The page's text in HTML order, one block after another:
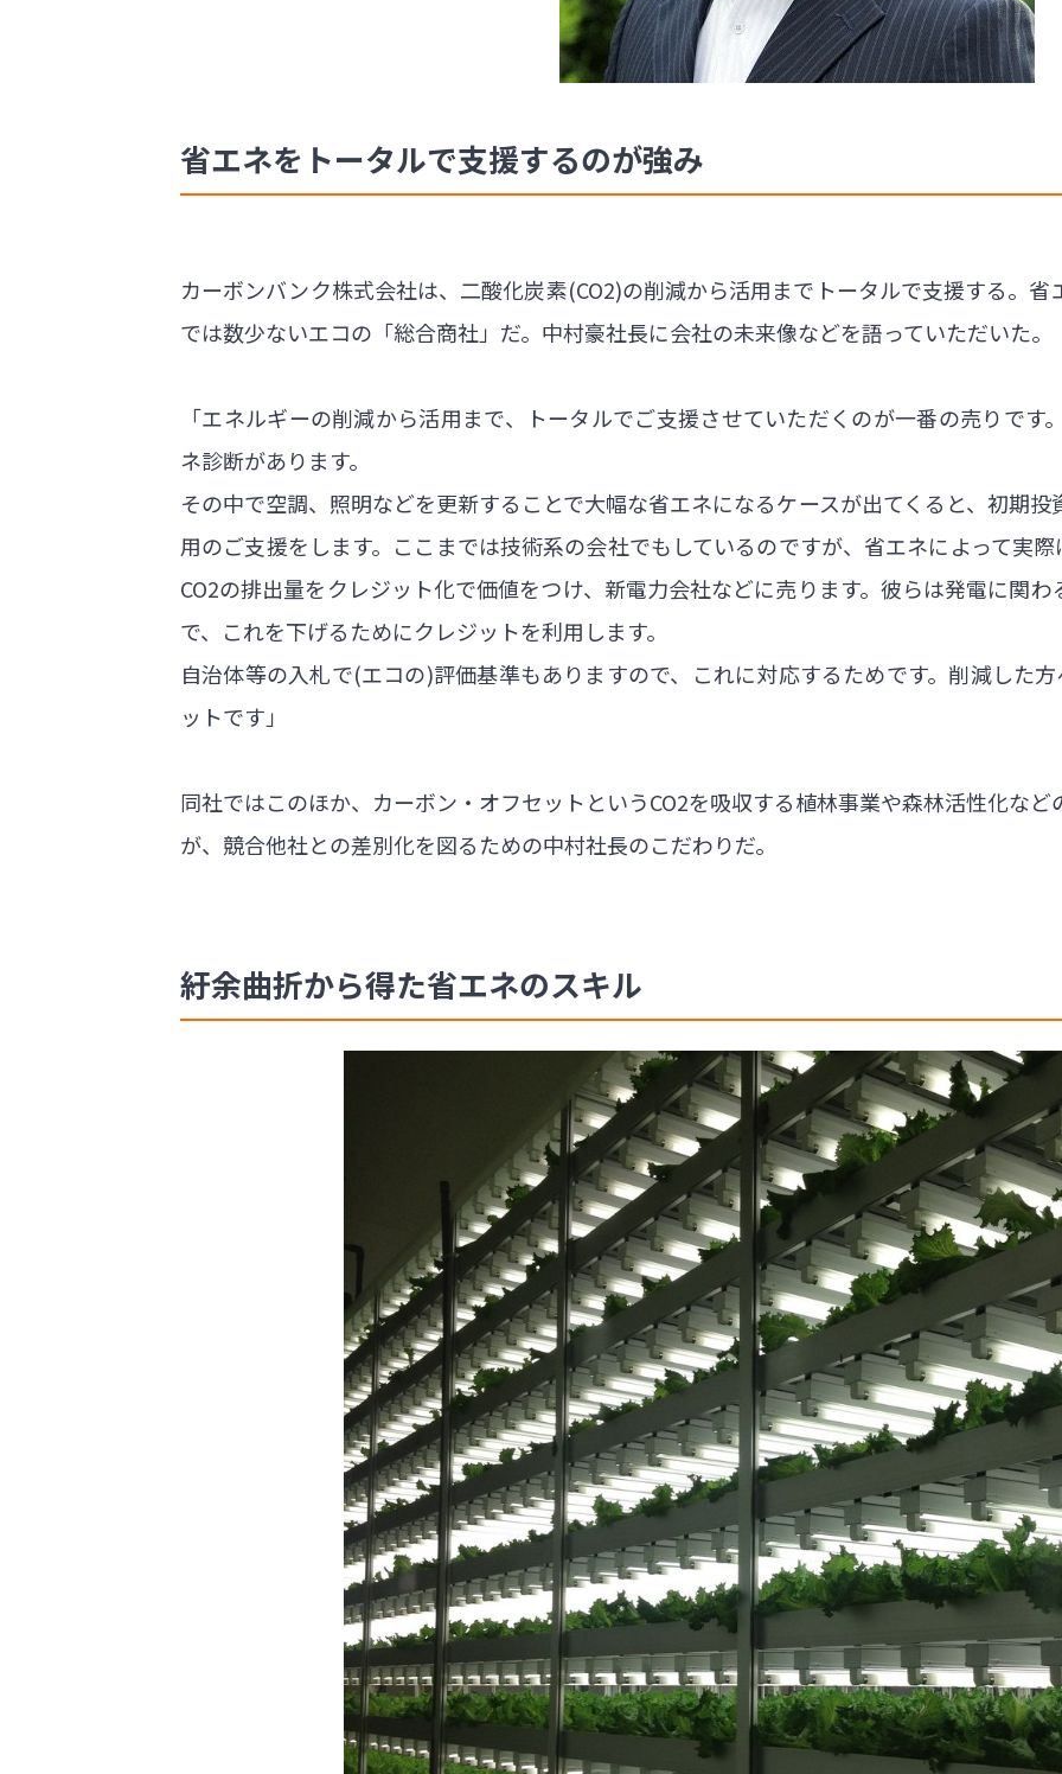
省エネをトータルで支援するのが強み
カーボンバンク株式会社は、二酸化炭素(CO2)の削減から活用までトータルで支援する。
では数少ないエコの「総合商社」だ。中村豪社長に会社の未来像などを語っていただいた。
「エネルギーの削減から活用まで、トータルでご支援させていただくのが一番の売りで
ネ診断があります。
その中で空調、照明などを更新することで大幅な省エネになるケースが出てくると、初期
用のご支援をします。ここまでは技術系の会社でもしているのですが、省エネによって実
CO2の排出量をクレジット化で価値をつけ、新電力会社などに売ります。彼らは発電に関
で、これを下げるためにクレジットを利用します。
自治体等の入札で(エコの)評価基準もありますので、これに対応するためです。削減した
ットです」
同社ではこのほか、カーボン・オフセットというCO2を吸収する植林事業や森林活性化な
が、競合他社との差別化を図るための中村社長のこだわりだ。
紆余曲折から得た省エネのスキル